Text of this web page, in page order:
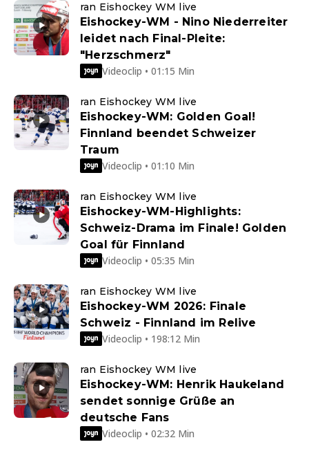
ran Eishockey WM live
Eishockey-WM - Nino Niederreiter
leidet nach Final-Pleite:
"Herzschmerz"
Videoclip • 01:15 Min
ran Eishockey WM live
Eishockey-WM: Golden Goal!
Finnland beendet Schweizer
Traum
Videoclip • 01:10 Min
ran Eishockey WM live
Eishockey-WM-Highlights:
Schweiz-Drama im Finale! Golden
Goal für Finnland
Videoclip • 05:35 Min
ran Eishockey WM live
Eishockey-WM 2026: Finale
Schweiz - Finnland im Relive
Videoclip • 198:12 Min
ran Eishockey WM live
Eishockey-WM: Henrik Haukeland
sendet sonnige Grüße an
deutsche Fans
Videoclip • 02:32 Min